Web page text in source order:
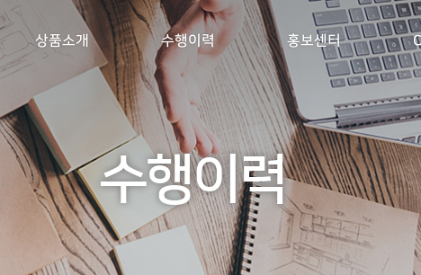
상품소개 수행이력 홍보센터
수행이력